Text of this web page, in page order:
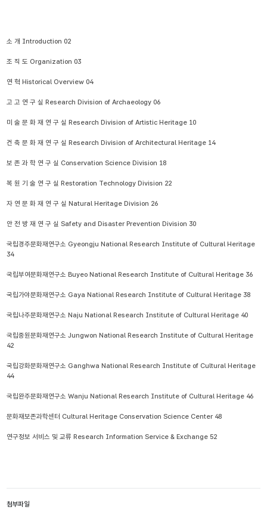
소 개 Introduction 02
조 직 도 Organization 03
연 혁 Historical Overview 04
고 고 연 구 실 Research Division of Archaeology 06
미 술 문 화 재 연 구 실 Research Division of Artistic Heritage 10
건 축 문 화 재 연 구 실 Research Division of Architectural Heritage 14
보 존 과 학 연 구 실 Conservation Science Division 18
복 원 기 술 연 구 실 Restoration Technology Division 22
자 연 문 화 재 연 구 실 Natural Heritage Division 26
안 전 방 재 연 구 실 Safety and Disaster Prevention Division 30
국립경주문화재연구소 Gyeongju National Research Institute of Cultural Heritage
34
국립부여문화재연구소 Buyeo National Research Institute of Cultural Heritage 36
국립가야문화재연구소 Gaya National Research Institute of Cultural Heritage 38
국립나주문화재연구소 Naju National Research Institute of Cultural Heritage 40
국립중원문화재연구소 Jungwon National Research Institute of Cultural Heritage
42
국립강화문화재연구소 Ganghwa National Research Institute of Cultural Heritage
44
국립완주문화재연구소 Wanju National Research Institute of Cultural Heritage 46
문화재보존과학센터 Cultural Heritage Conservation Science Center 48
연구정보 서비스 및 교류 Research Information Service & Exchange 52
첨부파일